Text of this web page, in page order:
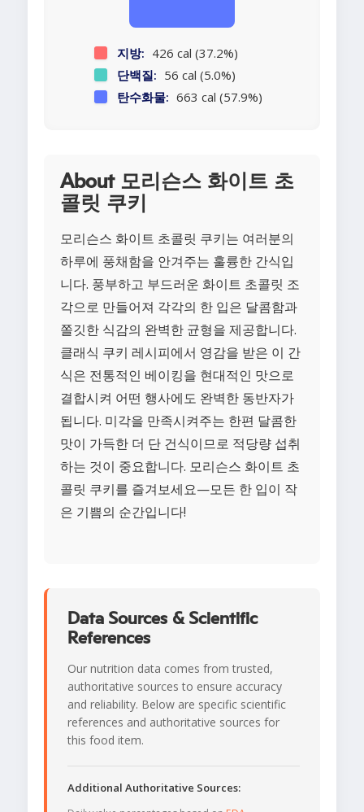
지방: 426 cal (37.2%)
단백질: 56 cal (5.0%)
탄수화물: 663 cal (57.9%)
About 모리슨스 화이트 초
콜릿 쿠키
모리슨스 화이트 초콜릿 쿠키는 여러분의
하루에 풍채함을 안겨주는 훌륭한 간식입
니다. 풍부하고 부드러운 화이트 초콜릿 조
각으로 만들어져 각각의 한 입은 달콤함과
쫄깃한 식감의 완벽한 균형을 제공합니다.
클래식 쿠키 레시피에서 영감을 받은 이 간
식은 전통적인 베이킹을 현대적인 맛으로
결합시켜 어떤 행사에도 완벽한 동반자가
됩니다. 미각을 만족시켜주는 한편 달콤한
맛이 가득한 더 단 건식이므로 적당량 섭취
하는 것이 중요합니다. 모리슨스 화이트 초
콜릿 쿠키를 즐겨보세요—모든 한 입이 작
은 기쁨의 순간입니다!
Data Sources & Scientific
References
Our nutrition data comes from trusted,
authoritative sources to ensure accuracy
and reliability. Below are specific scientific
references and authoritative sources for
this food item.
Additional Authoritative Sources: